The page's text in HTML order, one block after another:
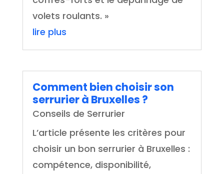
volets roulants. »
lire plus
Comment bien choisir son
serrurier à Bruxelles ?
Conseils de Serrurier
L’article présente les critères pour
choisir un bon serrurier à Bruxelles :
compétence, disponibilité,